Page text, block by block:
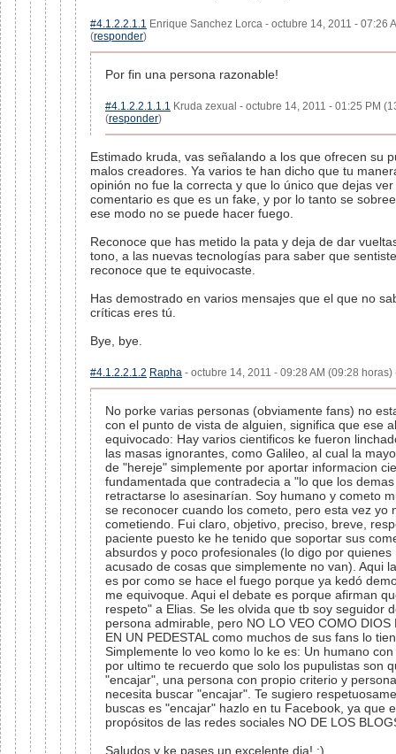
#4.1.2.2.1.1 Enrique Sanchez Lorca - octubre 14, 2011 - 07:26
(responder)
Por fin una persona razonable!
#4.1.2.2.1.1.1 Kruda zexual - octubre 14, 2011 - 01:25 PM
(responder)
Estimado kruda, vas señalando a los que ofrecen su
malos creadores. Ya varios te han dicho que tu
opinión no fue la correcta y que lo único que dejas
comentario es que es un fake, y por lo tanto se
ese modo no se puede hacer fuego.
Reconoce que has metido la pata y deja de dar
tono, a las nuevas tecnologías para saber que
reconoce que te equivocaste.
Has demostrado en varios mensajes que el que no
críticas eres tú.
Bye, bye.
#4.1.2.2.1.2 Rapha - octubre 14, 2011 - 09:28 AM (09:28 horas)
No porke varias personas (obviamente fans) no
con el punto de vista de alguien, significa que ese
equivocado: Hay varios cientificos ke fueron
las masas ignorantes, como Galileo, al cual la
de "hereje" simplemente por aportar informacion
fundamentada que contradecia a "lo que los
retractarse lo asesinarían. Soy humano y cometo
se reconocer cuando los cometo, pero esta vez yo
cometiendo. Fui claro, objetivo, preciso, breve,
paciente puesto ke he tenido que soportar sus
absurdos y poco profesionales (lo digo por quienes
acusado de cosas que simplemente no van). Aqui
es por como se hace el fuego porque ya kedó
me equivoque. Aqui el debate es porque afirman
respeto" a Elias. Se les olvida que tb soy seguidor
persona admirable, pero NO LO VEO COMO DIOS
EN UN PEDESTAL como muchos de sus fans lo
Simplemente lo veo komo lo ke es: Un humano
por ultimo te recuerdo que solo los pupulistas son
"encajar", una persona con propio criterio y
necesita buscar "encajar". Te sugiero
buscas es "encajar" hazlo en tu Facebook, ya que
propósitos de las redes sociales NO DE LOS
Saludos y ke pases un excelente dia! :)